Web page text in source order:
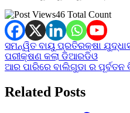
46 Total Count
Post
navigation
ସମନ୍ୱିତ ବାୟୁ ପ୍ରତିରକ୍ଷା
ପରୀକ୍ଷଣ କଲା ଡିଆରଡିଓ
ଆର ପାରିରେ ବାଲିଗୁଡା ର ପୂର୍ବତନ
Related Posts